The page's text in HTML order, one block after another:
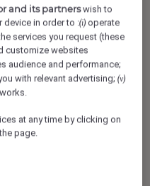
dans les
de 5700 hôtels)!
et au stationnement
mensuelle de
and its partnerswish to
device in order to :(i) operate
services you request (these
customize websites
audience and performance;
with relevant advertising;(v)
at any time by clicking on
page.